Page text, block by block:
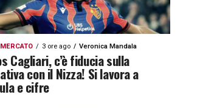
3 ore ago Veronica Mandala
Cagliari, c’è fiducia sulla
con il Nizza! Si lavora a
e cifre